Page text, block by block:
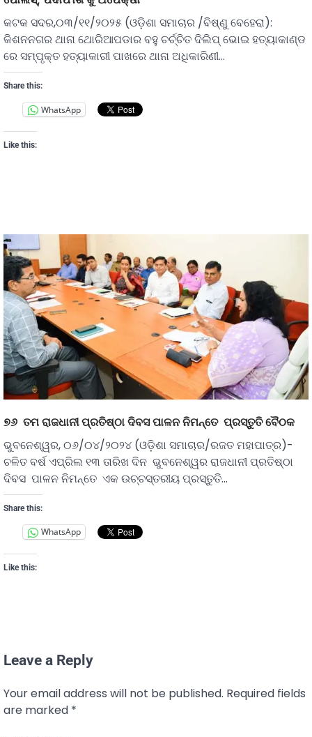
କଟକ ସଦର,୦୩/୧୧/୨୦୨୫ (ଓଡ଼ିଶା ସମାଚାର /ବିଷ୍ଣୁ ବେହେରା):
କିଶନନଗର ଥାନା ଥୋରିଆପଡାର ବହୁ ଚର୍ଚ୍ଚିତ ଦିଲିପ୍ ଭୋଇ ହତ୍ୟାକାଣ୍ଡ
ରେ ସମ୍ପୃକ୍ତ ହତ୍ୟାକାରୀ ପାଖରେ ଥାନା ଅଧିକାରିଣୀ…
Share this:
WhatsApp
Like this:
୭୬ ତମ ରାଜଧାନୀ ପ୍ରତିଷ୍ଠା ଦିବସ ପାଳନ ନିମନ୍ତେ ପ୍ରସ୍ତୁତି ବୈଠକ
ଭୁବନେଶ୍ୱର, ୦୬/୦୪/୨୦୨୪ (ଓଡ଼ିଶା ସମାଚାର/ରଜତ ମହାପାତ୍ର)-
ଚଳିତ ବର୍ଷ ଏପ୍ରିଲ ୧୩ ତାରିଖ ଦିନ ଭୁବନେଶ୍ୱର ରାଜଧାନୀ ପ୍ରତିଷ୍ଠା
ଦିବସ ପାଳନ ନିମନ୍ତେ ଏକ ଉଚ୍ଚସ୍ତରୀୟ ପ୍ରସ୍ତୁତି…
Share this:
WhatsApp
Like this:
Leave a Reply
Your email address will not be published. Required fields
are marked *